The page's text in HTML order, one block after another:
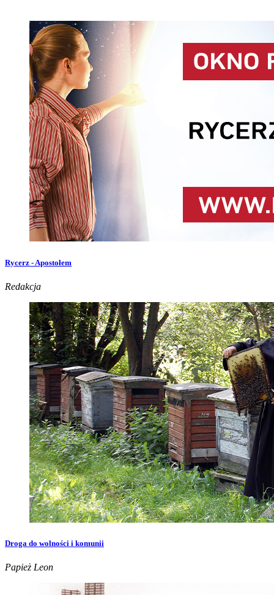
Rycerz - Apostołem
Redakcja
Droga do wolności i komunii
Papież Leon